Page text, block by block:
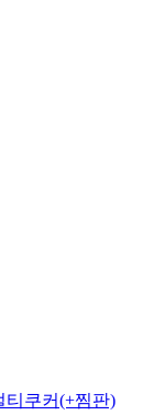
티쿠커(+찜판)